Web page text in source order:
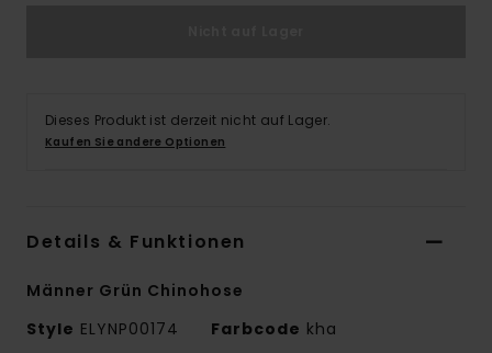
Dieses Produkt ist derzeit nicht auf Lager.
Kaufen Sie andere Optionen
Details & Funktionen
Männer Grün Chinohose
Style ELYNP00174 Farbcode kha